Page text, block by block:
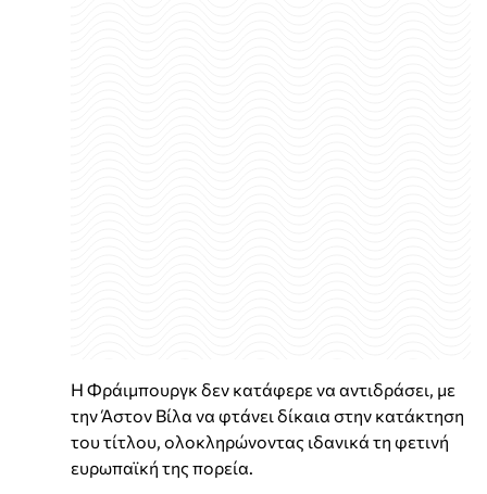
Η Φράιμπουργκ δεν κατάφερε να αντιδράσει, με
την Άστον Βίλα να φτάνει δίκαια στην κατάκτηση
του τίτλου, ολοκληρώνοντας ιδανικά τη φετινή
ευρωπαϊκή της πορεία.